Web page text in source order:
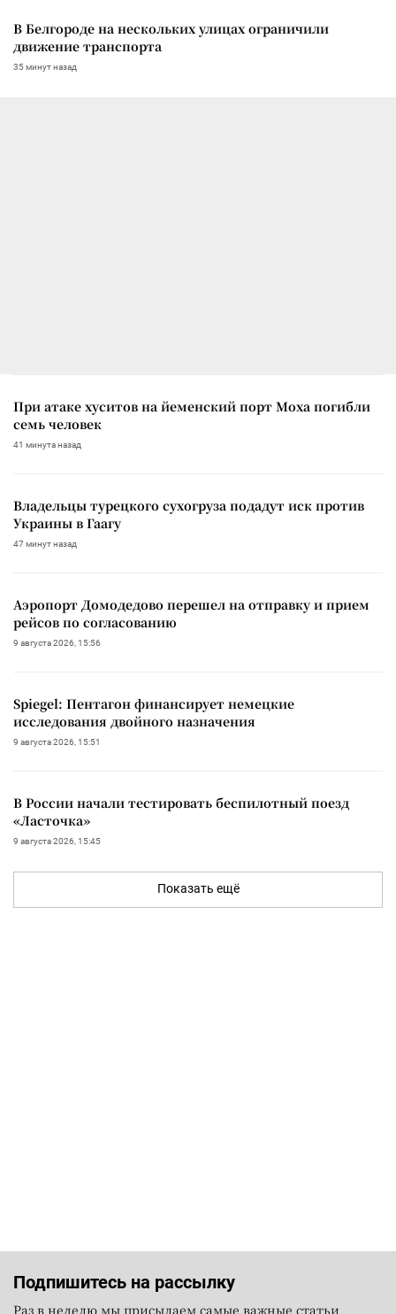
В Белгороде на нескольких улицах ограничили
движение транспорта
35 минут назад
При атаке хуситов на йеменский порт Моха погибли
семь человек
41 минута назад
Владельцы турецкого сухогруза подадут иск против
Украины в Гаагу
47 минут назад
Аэропорт Домодедово перешел на отправку и прием
рейсов по согласованию
9 августа 2026, 15:56
Spiegel: Пентагон финансирует немецкие
исследования двойного назначения
9 августа 2026, 15:51
В России начали тестировать беспилотный поезд
«Ласточка»
9 августа 2026, 15:45
Показать ещё
Подпишитесь на рассылку
Раз в неделю мы присылаем самые важные статьи